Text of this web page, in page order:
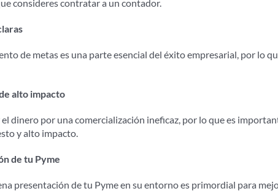
consideres contratar a un contador.
de metas es una parte esencial del éxito empresarial, por lo
alto impacto
el dinero por una comercialización ineficaz, por lo que es
y alto impacto.
de tu Pyme
presentación de tu Pyme en su entorno es primordial para